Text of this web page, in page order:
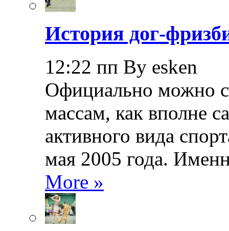
История дог-
12:22 пп By esken
Официально можно
массам, как вполне
активного вида
мая 2005 года.
More »